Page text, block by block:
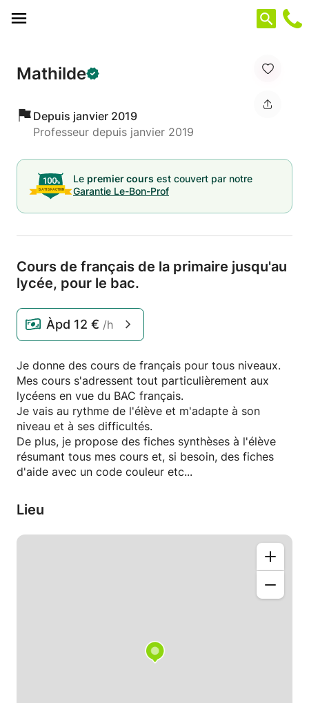
Mathilde
Depuis janvier 2019
Professeur depuis janvier 2019
Le premier cours est couvert par notre
Garantie Le-Bon-Prof
Cours de français de la primaire jusqu'au
lycée, pour le bac.
Àpd 12 € /h
Je donne des cours de français pour tous niveaux.
Mes cours s'adressent tout particulièrement aux
lycéens en vue du BAC français.
Je vais au rythme de l'élève et m'adapte à son
niveau et à ses difficultés.
De plus, je propose des fiches synthèses à l'élève
résumant tous mes cours et, si besoin, des fiches
d'aide avec un code couleur etc...
Lieu